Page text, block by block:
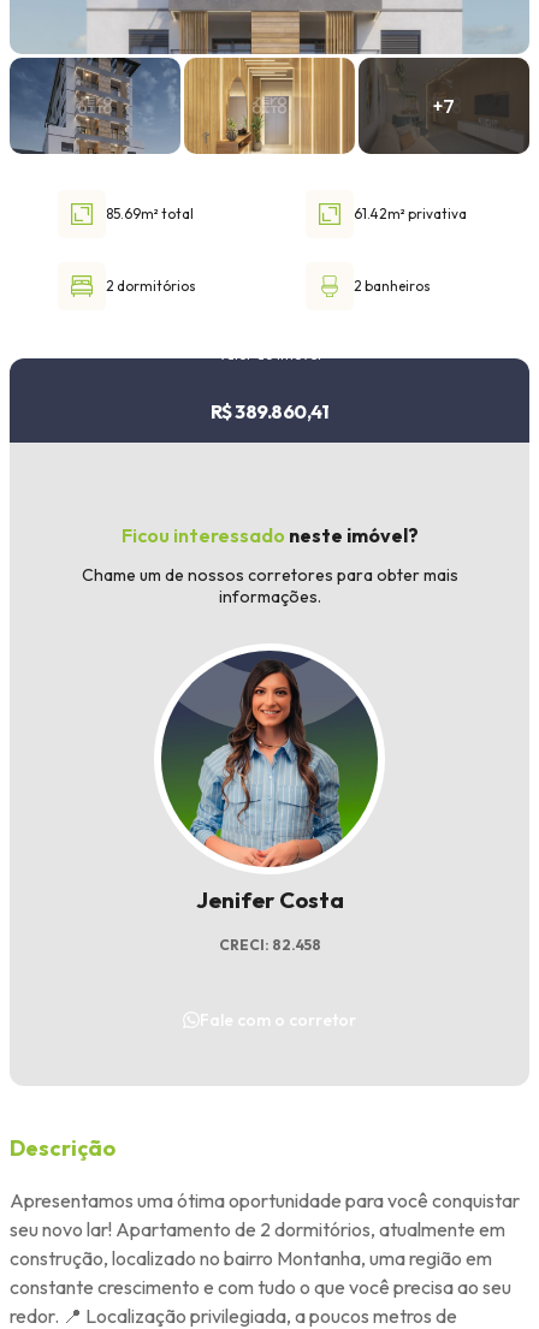
Faixa de valor
30.000,00até 1.000.000,00 ou +
85.69m² total 61.42m² privativa
2 dormitórios 2 banheiros
R$ 389.860,41
Ficou interessado neste imóvel?
Chame um de nossos corretores para obter mais
informações.
Jenifer Costa
CRECI: 82.458
Fale com o corretor
Descrição
Apresentamos uma ótima oportunidade para você conquistar
seu novo lar! Apartamento de 2 dormitórios, atualmente em
construção, localizado no bairro Montanha, uma região em
constante crescimento e com tudo o que você precisa ao seu
redor. 📍 Localização privilegiada, a poucos metros de